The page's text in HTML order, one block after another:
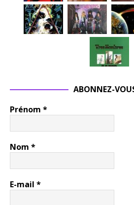
ABONNEZ-
Prénom *
Nom *
E-mail *